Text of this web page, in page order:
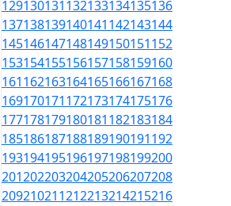
129130131132133134135136
137138139140141142143144
145146147148149150151152
153154155156157158159160
161162163164165166167168
169170171172173174175176
177178179180181182183184
185186187188189190191192
193194195196197198199200
201202203204205206207208
209210211212213214215216